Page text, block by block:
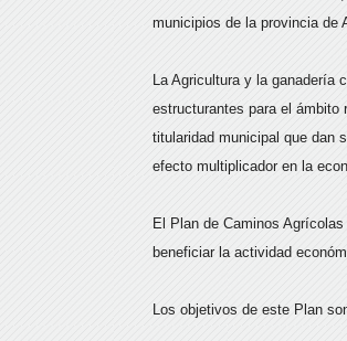
municipios de la provincia de
La Agricultura y la ganadería
estructurantes para el ámbito
titularidad municipal que dan
efecto multiplicador en la
El Plan de Caminos
beneficiar la actividad
Los objetivos de este Plan